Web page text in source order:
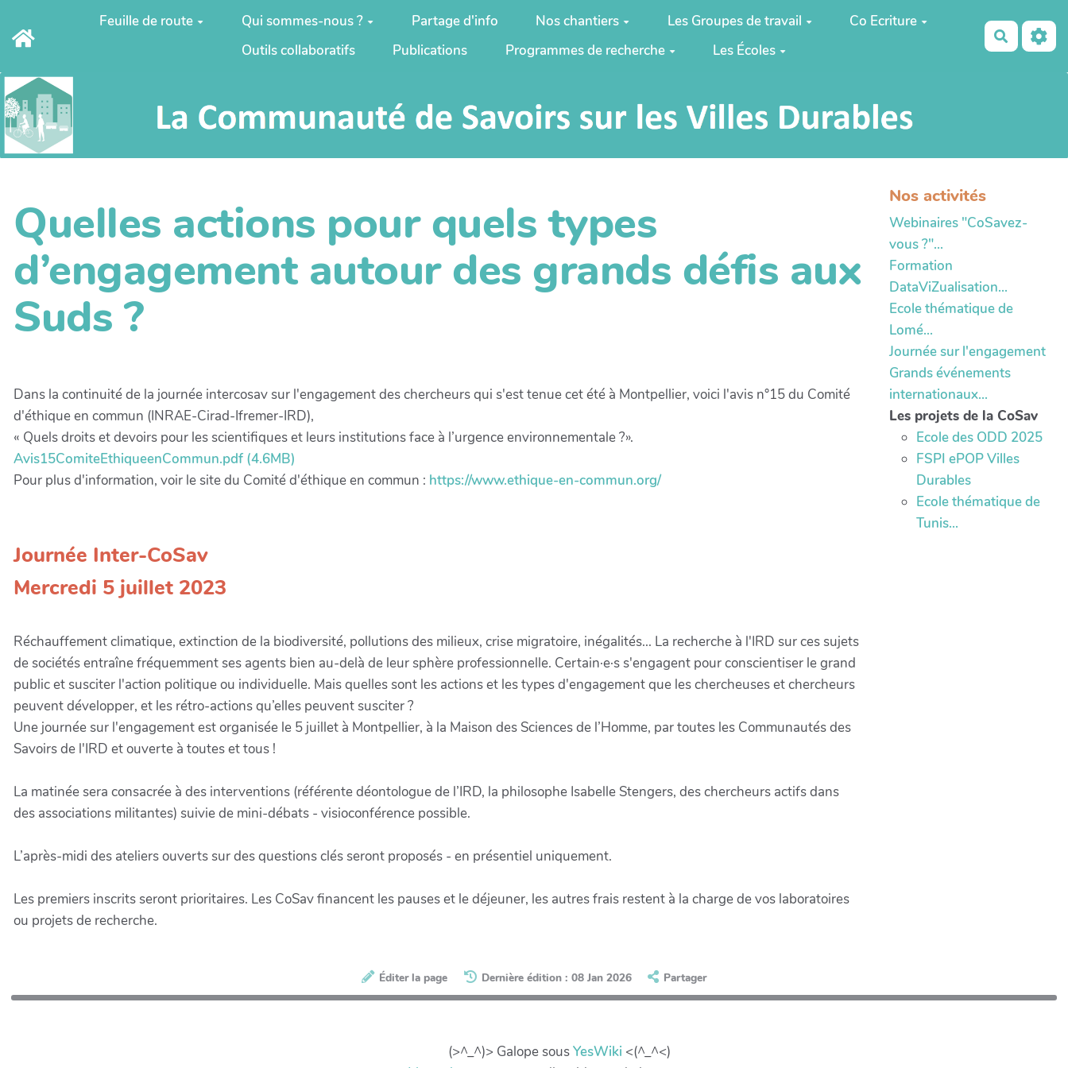
Aller au contenu principal
Feuille de route Qui sommes-nous ? Partage d'info Nos chantiers Les Groupes de travail
Co Ecriture
Outils collaboratifs
Publications Programmes de recherche Les Écoles
Quelles actions pour quels types
d’engagement autour des grands défis aux
Suds ?
Dans la continuité de la journée intercosav sur l'engagement des chercheurs qui s'est tenue cet été à Montpellier, voici l'avis n°15 du Comité
d'éthique en commun (INRAE-Cirad-Ifremer-IRD),
« Quels droits et devoirs pour les scientifiques et leurs institutions face à l’urgence environnementale ?».
Avis15ComiteEthiqueenCommun.pdf (4.6MB)
Pour plus d'information, voir le site du Comité d'éthique en commun : https://www.ethique-en-commun.org/
Journée Inter-CoSav
Mercredi 5 juillet 2023
Réchauffement climatique, extinction de la biodiversité, pollutions des milieux, crise migratoire, inégalités... La recherche à l'IRD sur ces sujets
de sociétés entraîne fréquemment ses agents bien au-delà de leur sphère professionnelle. Certain·e·s s'engagent pour conscientiser le grand
public et susciter l'action politique ou individuelle. Mais quelles sont les actions et les types d'engagement que les chercheuses et chercheurs
peuvent développer, et les rétro-actions qu’elles peuvent susciter ?
Une journée sur l'engagement est organisée le 5 juillet à Montpellier, à la Maison des Sciences de l’Homme, par toutes les Communautés des
Savoirs de l'IRD et ouverte à toutes et tous !
La matinée sera consacrée à des interventions (référente déontologue de l’IRD, la philosophe Isabelle Stengers, des chercheurs actifs dans
des associations militantes) suivie de mini-débats - visioconférence possible.
L’après-midi des ateliers ouverts sur des questions clés seront proposés - en présentiel uniquement.
Les premiers inscrits seront prioritaires. Les CoSav financent les pauses et le déjeuner, les autres frais restent à la charge de vos laboratoires
ou projets de recherche.
Nos activités
Webinaires "CoSavez-
vous ?"...
Formation
DataViZualisation...
Ecole thématique de
Lomé...
Journée sur l'engagement
Grands événements
internationaux...
Les projets de la CoSav
Ecole des ODD 2025
FSPI ePOP Villes
Durables
Ecole thématique de
Tunis...
Éditer la page Dernière édition : 08 Jan 2026 Partager
(>^_^)> Galope sousYesWiki <(^_^<)